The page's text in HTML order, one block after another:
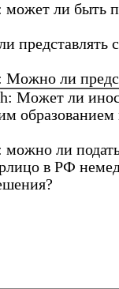
может ли быть
представлять
Можно ли
: Может ли
ли
в РФ